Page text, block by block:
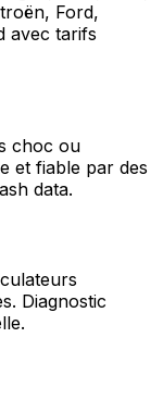
Ford,
avec tarifs
choc ou
et fiable par des
data.
Diagnostic